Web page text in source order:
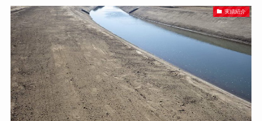
実績紹介